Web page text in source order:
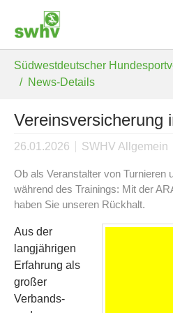
Südwestdeutscher
News-Details
Vereinsversicherung
26.01.2026 SWHV Allgemein
Ob als Veranstalter von Turnieren
während des Trainings: Mit der
haben Sie unseren Rückhalt.
Aus der
langjährigen
Erfahrung als
großer
Verbands-